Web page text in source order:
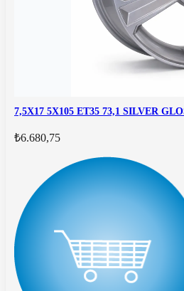
7,5X17 5X105 ET35 73,1 SILVER
₺6.680,75